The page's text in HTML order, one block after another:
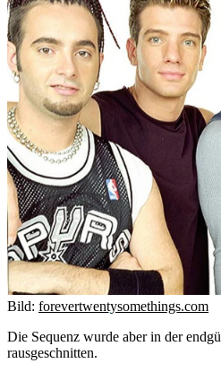
Bild: forevertwentysomethings.com
Die Sequenz wurde aber in der
rausgeschnitten.